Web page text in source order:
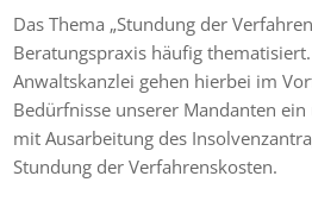
Das Thema „Stundung der
Beratungspraxis häufig
Anwaltskanzlei gehen hierbei im
Bedürfnisse unserer Mandanten
mit Ausarbeitung des
Stundung der Verfahrenskosten.